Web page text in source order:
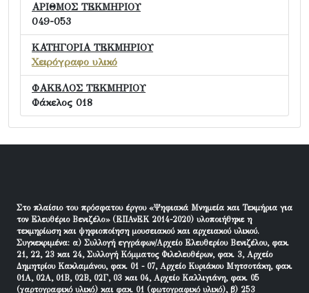
ΑΡΙΘΜΟΣ ΤΕΚΜΗΡΙΟΥ
049-053
ΚΑΤΗΓΟΡΙΑ ΤΕΚΜΗΡΙΟΥ
Χειρόγραφο υλικό
ΦΑΚΕΛΟΣ ΤΕΚΜΗΡΙΟΥ
Φάκελος 018
Στο πλαίσιο του πρόσφατου έργου «Ψηφιακά Μνημεία και Τεκμήρια για
τον Ελευθέριο Βενιζέλο» (ΕΠΑνΕΚ 2014-2020) υλοποιήθηκε η
τεκμηρίωση και ψηφιοποίηση μουσειακού και αρχειακού υλικού.
Συγκεκριμένα: α) Συλλογή εγγράφων/Αρχείο Ελευθερίου Βενιζέλου, φακ.
21, 22, 23 και 24, Συλλογή Κόμματος Φιλελευθέρων, φακ. 3, Αρχείο
Δημητρίου Κακλαμάνου, φακ. 01 - 07, Αρχείο Κυριάκου Μητσοτάκη, φακ.
01Α, 02Α, 01Β, 02Β, 02Γ, 03 και 04, Αρχείο Καλλιγιάνη, φακ. 05
(χαρτογραφικό υλικό) και φακ. 01 (φωτογραφικό υλικό), β) 253